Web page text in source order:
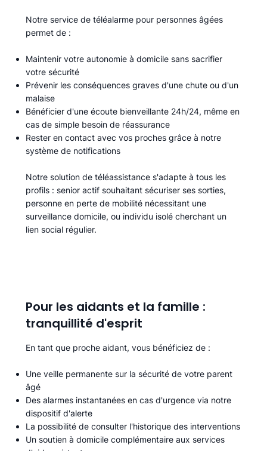
Notre service de téléalarme pour personnes âgées
permet de :​
Maintenir votre autonomie à domicile sans sacrifier
votre sécurité
Prévenir les conséquences graves d'une chute ou d'un
malaise
Bénéficier d'une écoute bienveillante 24h/24, même en
cas de simple besoin de réassurance
Rester en contact avec vos proches grâce à notre
système de notifications
Notre solution de téléassistance s'adapte à tous les
profils : senior actif souhaitant sécuriser ses sorties,
personne en perte de mobilité nécessitant une
surveillance domicile, ou individu isolé cherchant un
lien social régulier.
Pour les aidants et la famille :
tranquillité d'esprit
En tant que proche aidant, vous bénéficiez de :
Une veille permanente sur la sécurité de votre parent
âgé
Des alarmes instantanées en cas d'urgence via notre
dispositif d'alerte
La possibilité de consulter l'historique des interventions
Un soutien à domicile complémentaire aux services